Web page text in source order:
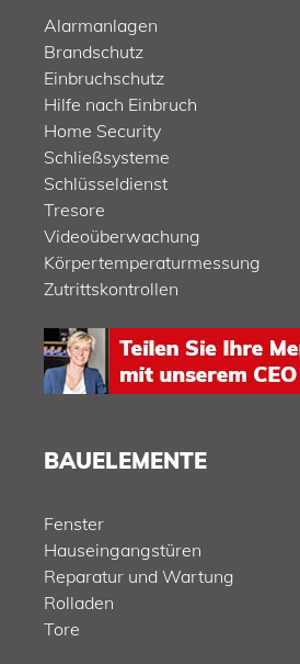
Alarmanlagen
Brandschutz
Einbruchschutz
Hilfe nach Einbruch
Home Security
Schließsysteme
Schlüsseldienst
Tresore
Videoüberwachung
Körpertemperaturmessung
Zutrittskontrollen
BAUELEMENTE
Fenster
Hauseingangstüren
Reparatur und Wartung
Rolladen
Tore